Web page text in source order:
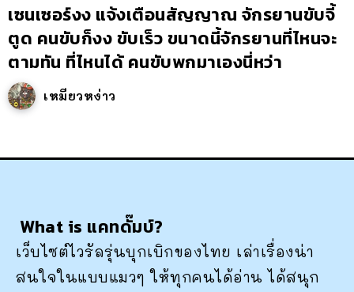
เซนเซอร์งง แจ้งเตือนสัญญาณ จักรยานขับจี้
ตูด คนขับก็งง ขับเร็ว ขนาดนี้จักรยานที่ไหนจะ
ตามทัน ที่ไหนได้ คนขับพกมาเองนี่หว่า
เหมียวหง่าว
What is แคทดั๊มบ์?
เว็บไซต์ไวรัลรุ่นบุกเบิกของไทย เล่าเรื่องน่า
สนใจในแบบแมวๆ ให้ทุกคนได้อ่าน ได้สนุก